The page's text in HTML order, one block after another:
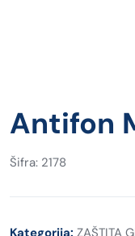
Antifon
Šifra: 2178